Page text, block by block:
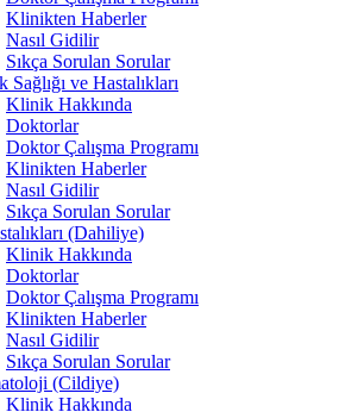
Klinikten Haberler
Nasıl Gidilir
Sıkça Sorulan Sorular
Sağlığı ve Hastalıkları
Klinik Hakkında
Doktorlar
Doktor Çalışma Programı
Klinikten Haberler
Nasıl Gidilir
Sıkça Sorulan Sorular
(Dahiliye)
Klinik Hakkında
Doktorlar
Doktor Çalışma Programı
Klinikten Haberler
Nasıl Gidilir
Sıkça Sorulan Sorular
(Cildiye)
Klinik Hakkında